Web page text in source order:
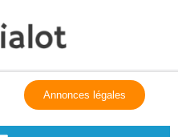
Annonces légales